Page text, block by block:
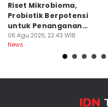
Riset Mikrobioma,
Probiotik Berpotensi
untuk Penanganan
Jerawat
06 Agu 2026, 22:43 WIB
News